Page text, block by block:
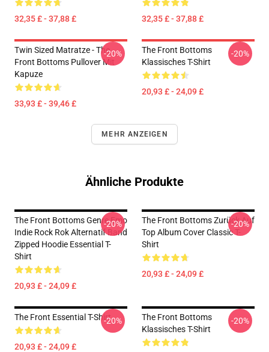
32,35 £ - 37,88 £ 32,35 £ - 37,88 £
Twin Sized Matratze - The
Front Bottoms Pullover Mit
Kapuze
33,93 £ - 39,46 £
-20%
The Front Bottoms
Klassisches T-Shirt
20,93 £ - 24,09 £
-20%
MEHR ANZEIGEN
Ähnliche Produkte
The Front Bottoms Genre Emo
Indie Rock Rok Alternatif Band
Zipped Hoodie Essential T-
Shirt
20,93 £ - 24,09 £
-20%
The Front Bottoms Zurück Auf
Top Album Cover Classic T-
Shirt
20,93 £ - 24,09 £
-20%
The Front Essential T-Shirt
20,93 £ - 24,09 £
-20%
The Front Bottoms
Klassisches T-Shirt
-20%